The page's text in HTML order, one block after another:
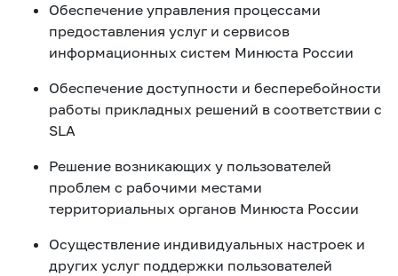
Обеспечение управления процессами
предоставления услуг и сервисов
информационных систем Минюста России
Обеспечение доступности и бесперебойности
работы прикладных решений в соответствии с
SLA
Решение возникающих у пользователей
проблем с рабочими местами
территориальных органов Минюста России
Осуществление индивидуальных настроек и
других услуг поддержки пользователей